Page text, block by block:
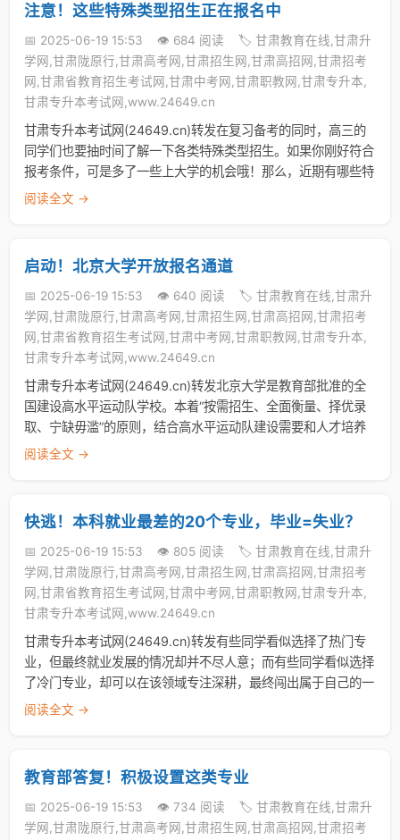
注意！这些特殊类型招生正在报名中
📅 2025-06-19 15:53 👁️ 684 阅读
🏷️ 甘肃教育在线,甘肃升
学网,甘肃陇原行,甘肃高考网,甘肃招生网,甘肃高招网,甘肃招考
网,甘肃省教育招生考试网,甘肃中考网,甘肃职教网,甘肃专升本,
甘肃专升本考试网,www.24649.cn
甘肃专升本考试网(24649.cn)转发在复习备考的同时，高三的
同学们也要抽时间了解一下各类特殊类型招生。如果你刚好符合
报考条件，可是多了一些上大学的机会哦！那么，近期有哪些特
阅读全文 →
启动！北京大学开放报名通道
📅 2025-06-19 15:53 👁️ 640 阅读
🏷️ 甘肃教育在线,甘肃升
学网,甘肃陇原行,甘肃高考网,甘肃招生网,甘肃高招网,甘肃招考
网,甘肃省教育招生考试网,甘肃中考网,甘肃职教网,甘肃专升本,
甘肃专升本考试网,www.24649.cn
甘肃专升本考试网(24649.cn)转发北京大学是教育部批准的全
国建设高水平运动队学校。本着“按需招生、全面衡量、择优录
取、宁缺毋滥”的原则，结合高水平运动队建设需要和人才培养
阅读全文 →
快逃！本科就业最差的20个专业，毕业=失业？
📅 2025-06-19 15:53 👁️ 805 阅读
🏷️ 甘肃教育在线,甘肃升
学网,甘肃陇原行,甘肃高考网,甘肃招生网,甘肃高招网,甘肃招考
网,甘肃省教育招生考试网,甘肃中考网,甘肃职教网,甘肃专升本,
甘肃专升本考试网,www.24649.cn
甘肃专升本考试网(24649.cn)转发有些同学看似选择了热门专
业，但最终就业发展的情况却并不尽人意；而有些同学看似选择
了冷门专业，却可以在该领域专注深耕，最终闯出属于自己的一
阅读全文 →
教育部答复！积极设置这类专业
📅 2025-06-19 15:53 👁️ 734 阅读
🏷️ 甘肃教育在线,甘肃升
学网,甘肃陇原行,甘肃高考网,甘肃招生网,甘肃高招网,甘肃招考